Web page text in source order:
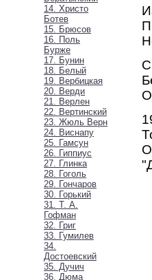
14. Христо
Ботев
15. Брюсов
16. Поль
Бурже
17. Бунин
18. Белый
19. Вербицкая
20. Верди
21. Верлен
22. Вертинский
23. Жюль Верн
24. Виснапу
25. Гамсун
26. Гиппиус
27. Глинка
28. Гоголь
29. Гончаров
30. Горький
31. Т. А.
Гофман
32. Григ
33. Гумилев
34.
Достоевский
35. Дучич
36. Дюма